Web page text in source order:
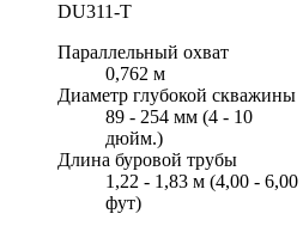
DU311-T
Параллельный охват
0,762 м
Диаметр глубокой скважины
89 - 254 мм (4 - 10
дюйм.)
Длина буровой трубы
1,22 - 1,83 м (4,00 - 6,00
фут)